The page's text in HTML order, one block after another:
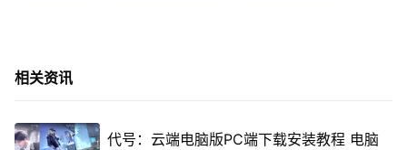
相关资讯
代号：云端电脑版PC端下载安装教程 电脑